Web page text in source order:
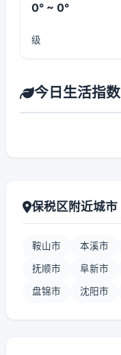
0° ~ 0°
级
今日生活指数
保税区附近城市
鞍山市 本溪市
抚顺市 阜新市
盘锦市 沈阳市